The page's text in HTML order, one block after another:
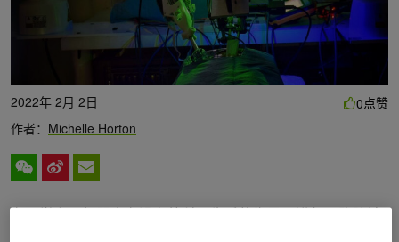
2022年 2月 2日
作者： Michelle Horton
0点赞
在医学上，机器人在没有外科医生手的指导下进行了腹腔镜